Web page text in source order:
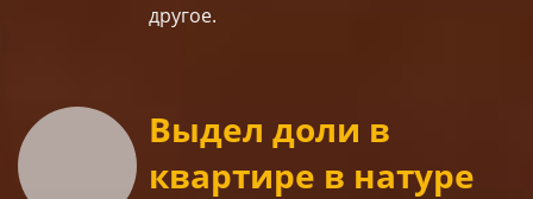
другое.
Выдел доли в
квартире в натуре